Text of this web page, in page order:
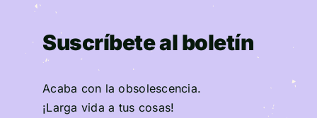
Suscríbete al boletín
Acaba con la obsolescencia.
¡Larga vida a tus cosas!